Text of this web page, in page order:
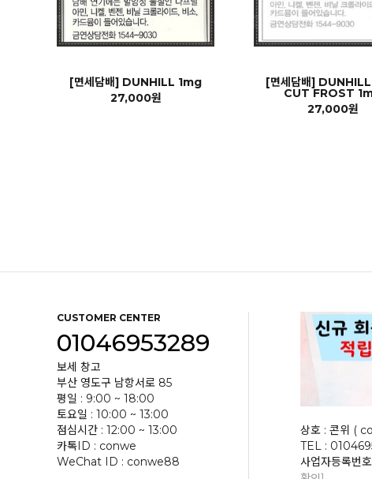
[면세담배] DUNHILL 1mg
27,000원
[면세담배]
CUT FROST
27,000원
CUSTOMER CENTER
01046953289
보세 창고
부산 영도구 남항서로 85
평일 : 9:00 ~ 18:00
토요일 : 10:00 ~ 13:00
점심시간 : 12:00 ~ 13:00
카톡ID : conwe
WeChat ID : conwe88
상호 : 콘위 (
TEL :
사업자등록번